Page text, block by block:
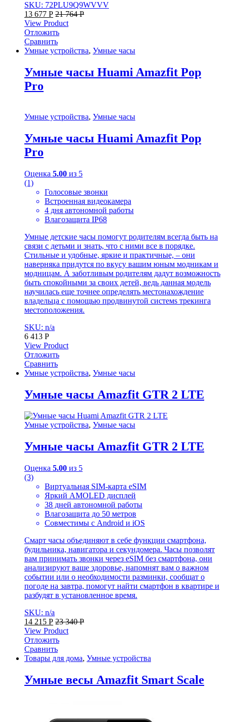
SKU: 72PLU9Q9WVVV
13 677 Р 21 764Р
View Product
Отложить
Сравнить
Умные устройства, Умные часы
Умные часы Huami Amazfit Pop
Pro
Умные устройства, Умные часы
Умные часы Huami Amazfit Pop
Pro
Оценка 5.00 из 5
(1)
Голосовые звонки
Встроенная видеокамера
4 дня автономной работы
Влагозащита IP68
Умные детские часы помогут родителям всегда быть на
связи с детьми и знать, что с ними все в порядке.
Стильные и удобные, яркие и практичные, – они
наверняка придутся по вкусу вашим юным модникам и
модницам. А заботливым родителям дадут возможность
быть спокойными за своих детей, ведь данная модель
научилась еще точнее определять местонахождение
владельца с помощью продвинутой системs трекинга
местоположения.
SKU: n/a
6 413 Р
View Product
Отложить
Сравнить
Умные устройства, Умные часы
Умные часы Amazfit GTR 2 LTE
Умные устройства, Умные часы
Умные часы Amazfit GTR 2 LTE
Оценка 5.00 из 5
(3)
Виртуальная SIM-карта eSIM
Яркий AMOLED дисплей
38 дней автономной работы
Влагозащита до 50 метров
Совместимы с Android и iOS
Смарт часы объединяют в себе функции смартфона,
будильника, навигатора и секундомера. Часы позволят
вам принимать звонки через eSIM без смартфона, они
анализируют ваше здоровье, напомнят вам о важном
событии или о необходимости разминки, сообщат о
погоде на завтра, помогут найти смартфон в квартире и
разбудят в установленное время.
SKU: n/a
14 215 Р 23 340Р
View Product
Отложить
Сравнить
Товары для дома, Умные устройства
Умные весы Amazfit Smart Scale